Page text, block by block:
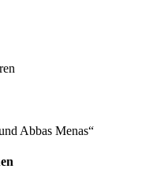
Abbas Menas“